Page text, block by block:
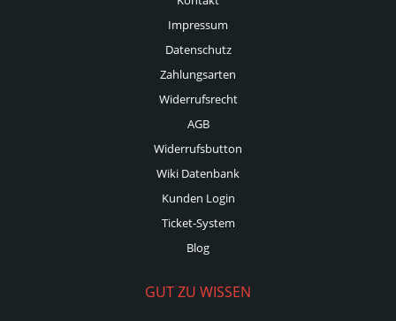
Impressum
Datenschutz
Zahlungsarten
Widerrufsrecht
AGB
Widerrufsbutton
Wiki Datenbank
Kunden Login
Ticket-System
Blog
GUT ZU WISSEN